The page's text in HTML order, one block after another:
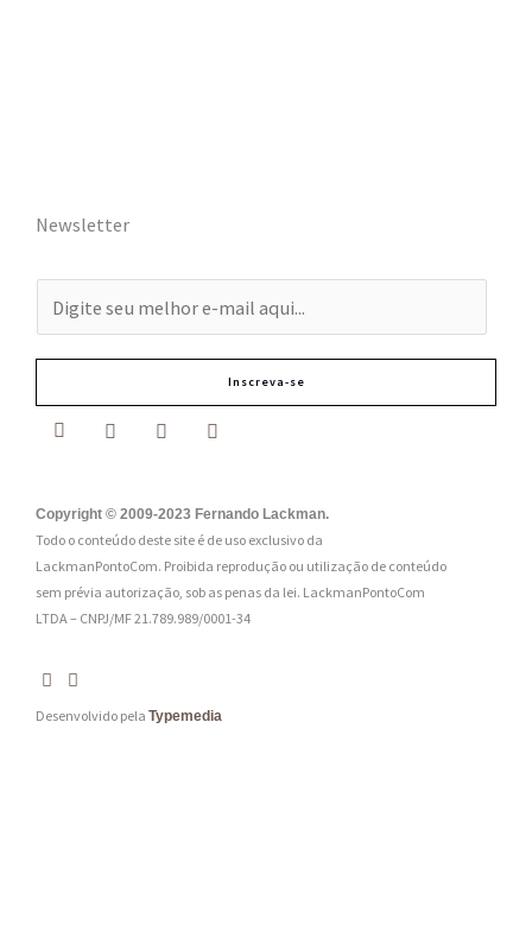
Newsletter
-
a
:
*
Inscreva-se
Copyright © 2009-2023 Fernando Lackman.
Todo o conteúdo deste site é de uso exclusivo da
LackmanPontoCom. Proibida reprodução ou utilização de conteúdo
sem prévia autorização, sob as penas da lei. LackmanPontoCom
LTDA – CNPJ/MF 21.789.989/0001-34
Desenvolvido pela Typemedia